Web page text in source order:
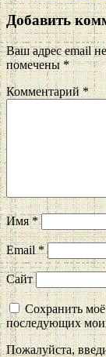
Добавить
Ваш адрес email
помечены*
Комментарий*
Имя*
Email*
Сайт
Сохранить моё
последующих
Пожалуйста,